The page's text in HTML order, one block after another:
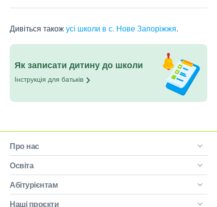
Дивіться такожусі школи в с. Нове Запоріжжя.
Як записати дитину до школи
Інструкція для батьків
Про нас
Освіта
Абітурієнтам
Наші проєкти